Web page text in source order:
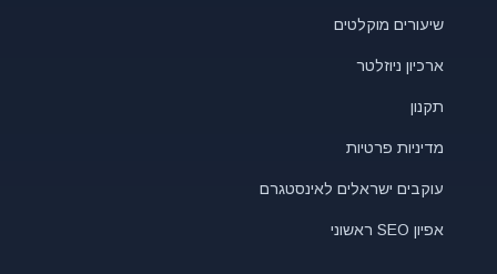
שיעורים מוקלטים
ארכיון ניוזלטר
תקנון
מדיניות פרטיות
עוקבים ישראלים לאינסטגרם
אפיון SEO ראשוני